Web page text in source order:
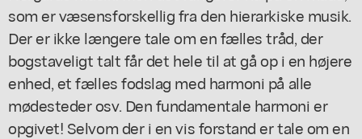
som er væsensforskellig fra den hierarkiske musik.
Der er ikke længere tale om en fælles tråd, der
bogstaveligt talt får det hele til at gå op i en højere
enhed, et fælles fodslag med harmoni på alle
mødesteder osv. Den fundamentale harmoni er
opgivet! Selvom der i en vis forstand er tale om en